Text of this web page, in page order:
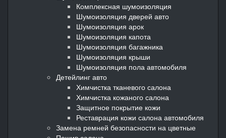
Комплексная шумоизоляция
Шумоизоляция дверей авто
Шумоизоляция арок
Шумоизоляция капота
Шумоизоляция багажника
Шумоизоляция крыши
Шумоизоляция пола автомобиля
Детейлинг авто
Химчистка тканевого салона
Химчистка кожаного салона
Защитное покрытие кожи
Реставрация кожи салона автомобиля
Замена ремней безопасности на цветные